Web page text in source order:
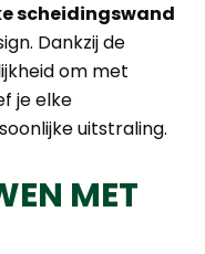
scheidingswand
Dankzij de
om met
je elke
uitstraling.
MET